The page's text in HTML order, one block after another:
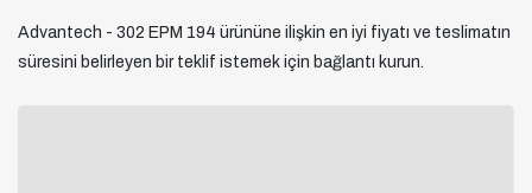
Advantech - 302 EPM 194 ürününe ilişkin en iyi fiyatı ve teslimatın
süresini belirleyen bir teklif istemek için bağlantı kurun.